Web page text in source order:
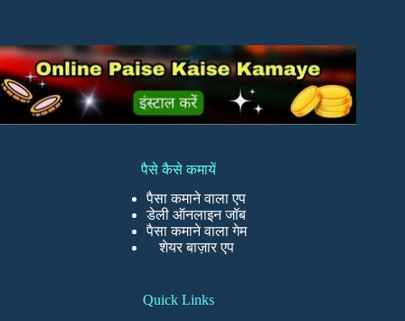
पैसे कैसे कमायें
पैसा कमाने वाला एप
डेली ऑनलाइन जॉब
पैसा कमाने वाला गेम
शेयर बाज़ार एप
Quick Links